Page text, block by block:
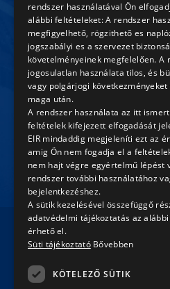
Impresszum Jogi nyilatkozat
rendszer használatával Ön
alábbi feltételeket: A rendszer
megfigyelhető, rögzithető es
jogszabályi es a szervezet
követelményeinek megfelelően. A
jogosulatlan használata tilos, és
vagy polgárjogi következményeket
maga után.
A rendszer használata az itt
feltételek kifejezett elfogadását
EIR mindaddig megjeleníti ezt az
amig Ön nem fogadja el a
nem hajt végre egyértelmű lépést
rendszer további használatához
bejelentkezéshez.
A sütik kezelésével összefüggő
adatvédelmi tájékoztatás az
érhető el.
Süti tájékoztató Bővebben
KÖTELEZŐ SÜTIK